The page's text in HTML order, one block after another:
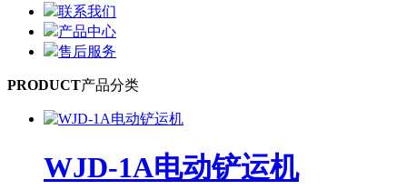
联系我们
产品中心
售后服务
PRODUCT产品分类
WJD-1A电动铲运机